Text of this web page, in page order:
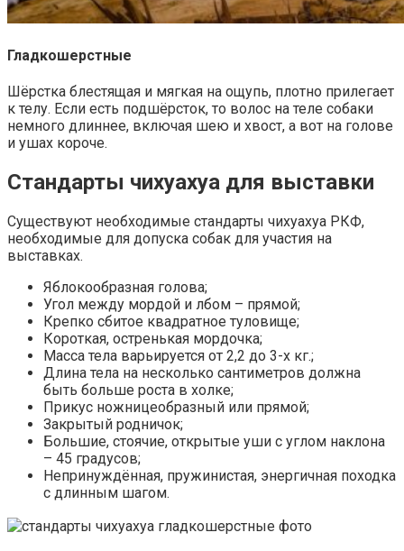
Гладкошерстные
Шёрстка блестящая и мягкая на ощупь, плотно прилегает
к телу. Если есть подшёрсток, то волос на теле собаки
немного длиннее, включая шею и хвост, а вот на голове
и ушах короче.
Стандарты чихуахуа для выставки
Существуют необходимые стандарты чихуахуа РКФ,
необходимые для допуска собак для участия на
выставках.
Яблокообразная голова;
Угол между мордой и лбом – прямой;
Крепко сбитое квадратное туловище;
Короткая, остренькая мордочка;
Масса тела варьируется от 2,2 до 3-х кг.;
Длина тела на несколько сантиметров должна
быть больше роста в холке;
Прикус ножницеобразный или прямой;
Закрытый родничок;
Большие, стоячие, открытые уши с углом наклона
– 45 градусов;
Непринуждённая, пружинистая, энергичная походка
с длинным шагом.